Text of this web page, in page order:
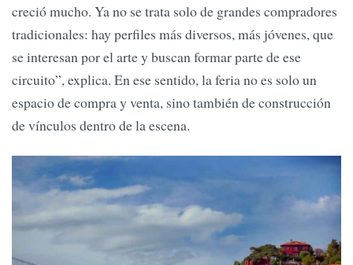
creció mucho. Ya no se trata solo de grandes compradores
tradicionales: hay perfiles más diversos, más jóvenes, que
se interesan por el arte y buscan formar parte de ese
circuito”, explica. En ese sentido, la feria no es solo un
espacio de compra y venta, sino también de construcción
de vínculos dentro de la escena.